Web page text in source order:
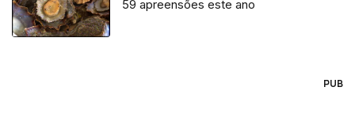
59 apreensões este ano
PUB